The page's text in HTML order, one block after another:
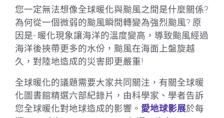
您一定無法想像全球暖化與颱風之間是什麼關係?
為何從一個微弱的颱風瞬間轉變為強烈颱風? 原
因是- 暖化現象讓海洋的溫度變高，導致颱風經過
海洋後挾帶更多的水份，颱風在海面上盤旋越
久，對陸地造成的災害即更嚴重!
全球暖化的議題需要大家共同關注，有關全球暖
化圖書館精選六部紀錄片，由科學家、學者告訴
您全球暖化對地球造成的影響。 愛地球影展於每